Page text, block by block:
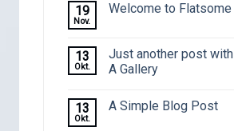
19
Nov.
Welcome to Flatsome
13
Okt.
Just another post with
A Gallery
13
Okt.
A Simple Blog Post